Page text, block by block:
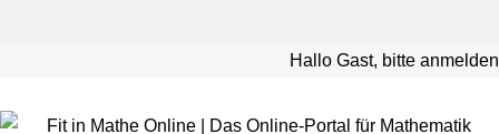
Hallo Gast, bitte anmelden